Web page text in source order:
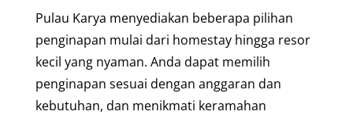
Pulau Karya menyediakan beberapa pilihan
penginapan mulai dari homestay hingga resor
kecil yang nyaman. Anda dapat memilih
penginapan sesuai dengan anggaran dan
kebutuhan, dan menikmati keramahan